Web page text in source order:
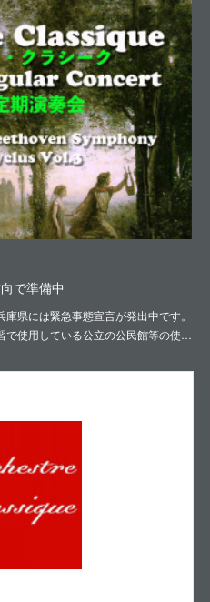
で準備中
県には緊急事態宣言が発出中です。
で使用している公立の公民館等の使…